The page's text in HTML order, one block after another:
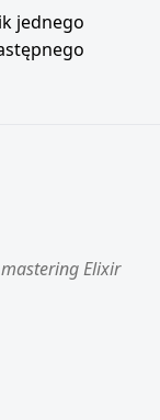
jednego
Elixir